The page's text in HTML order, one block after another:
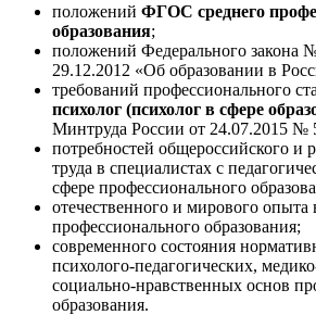
положений ФГОС среднего
образования;
положений Федерального закона
29.12.2012 «Об образовании в
требований профессионального
психолог (психолог в сфере
Минтруда России от 24.07.2015 №
потребностей общероссийского и
труда в специалистах с
сфере профессионального
отечественного и мирового опыта
профессионального образования;
современного состояния
психолого-педагогических,
социально-нравственных основ
образования.